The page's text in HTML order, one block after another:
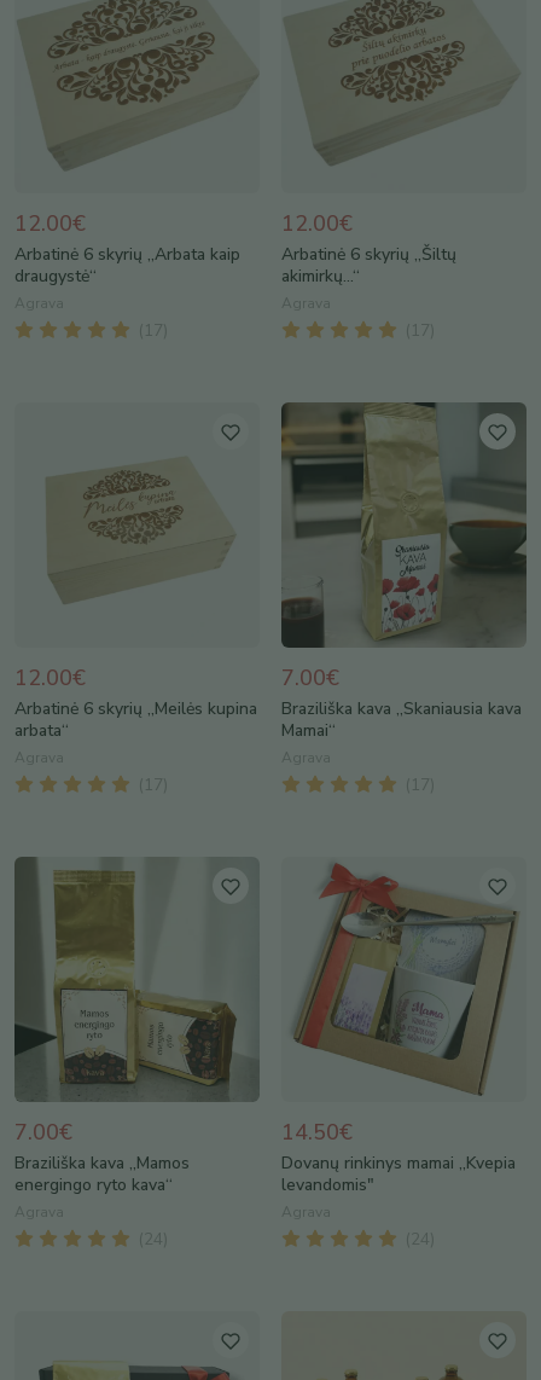
12.00€
Arbatinė 6 skyrių „Arbata kaip
draugystė“
Agrava
( 17
12.00€
Arbatinė 6 skyrių „Šiltų
akimirkų...“
Agrava
( 17
12.00€
Arbatinė 6 skyrių „Meilės kupina
arbata“
Agrava
( 17
7.00€
Braziliška kava „Skaniausia kava
Mamai“
Agrava
( 17
7.00€
Braziliška kava „Mamos
energingo ryto kava“
Agrava
( 24
14.50€
Dovanų rinkinys mamai „Kvepia
levandomis"
Agrava
( 24